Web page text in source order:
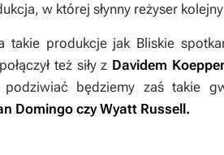
w której słynny reżyser
takie produkcje jak Bliskie
też siły z Davidem
będziemy zaś takie
Domingo czy Wyatt Russell.